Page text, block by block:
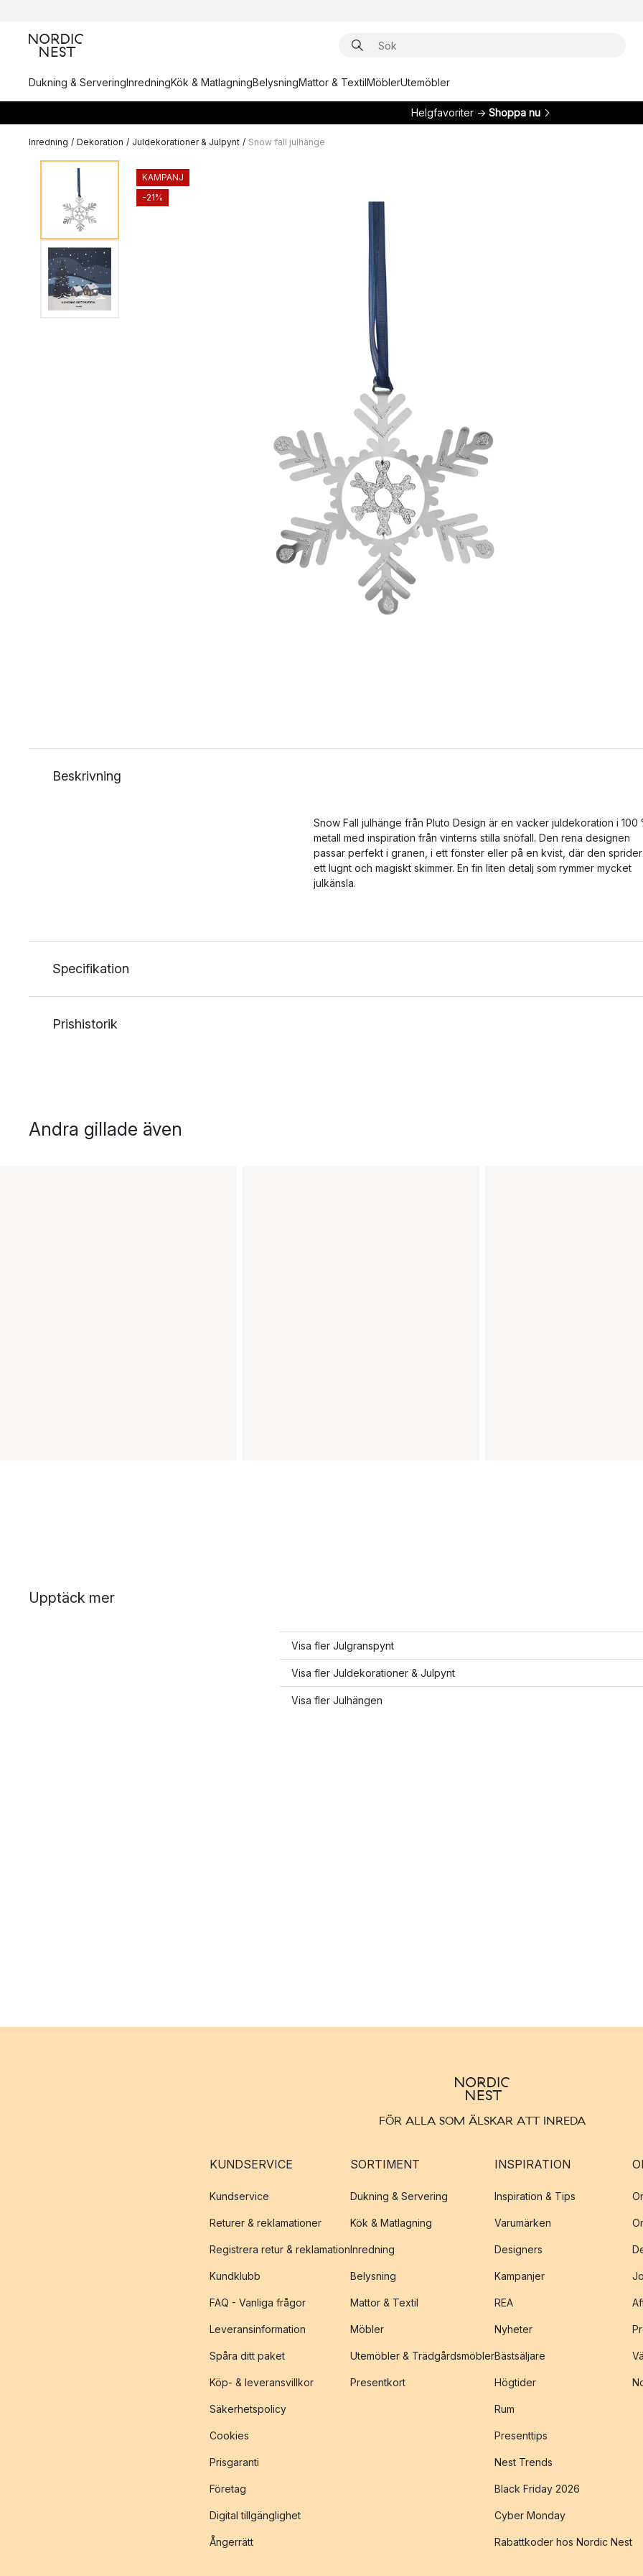
Dukning & ServeringInredningKök & MatlagningBelysningMattor & TextilMöblerUtemöbler
Helgfavoriter → Shoppa nu
Inredning / Dekoration / Juldekorationer & Julpynt / Snow fall julhänge
KAMPANJ
-21%
Beskrivning
Snow Fall julhänge från Pluto Design är en vacker juldekoration i 100
metall med inspiration från vinterns stilla snöfall. Den rena designen
passar perfekt i granen, i ett fönster eller på en kvist, där den sprider
ett lugnt och magiskt skimmer. En fin liten detalj som rymmer mycket
julkänsla.
Specifikation
Prishistorik
Andra gillade även
Upptäck mer
Visa fler Julgranspynt
Visa fler Juldekorationer & Julpynt
Visa fler Julhängen
FÖR ALLA SOM ÄLSKAR ATT INREDA
KUNDSERVICE
Kundservice
Returer & reklamationer
Registrera retur & reklamation
Kundklubb
FAQ - Vanliga frågor
Leveransinformation
Spåra ditt paket
Köp- & leveransvillkor
Säkerhetspolicy
Cookies
Prisgaranti
Företag
Digital tillgänglighet
Ångerrätt
SORTIMENT
Dukning & Servering
Kök & Matlagning
Inredning
Belysning
Mattor & Textil
Möbler
Utemöbler & Trädgårdsmöbler
Presentkort
INSPIRATION
Inspiration & Tips
Varumärken
Designers
Kampanjer
REA
Nyheter
Bästsäljare
Högtider
Rum
Presenttips
Nest Trends
Black Friday 2026
Cyber Monday
Rabattkoder hos Nordic Nest